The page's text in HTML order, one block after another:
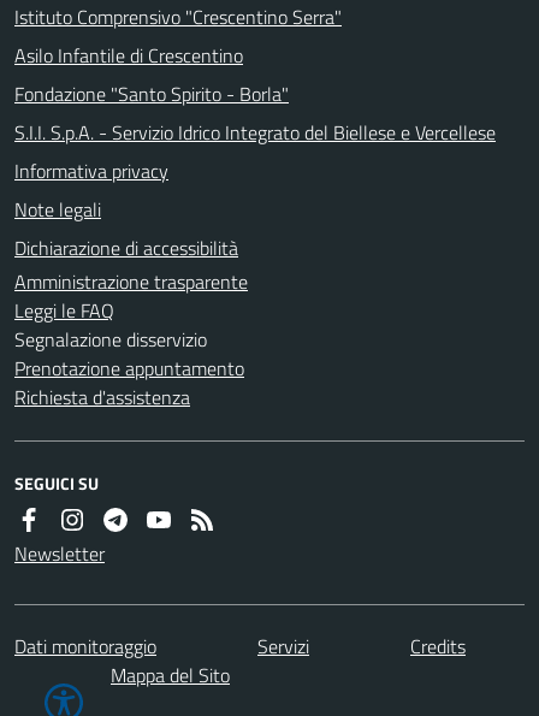
Istituto Comprensivo "Crescentino Serra"
Asilo Infantile di Crescentino
Fondazione "Santo Spirito - Borla"
S.I.I. S.p.A. - Servizio Idrico Integrato del Biellese e Vercellese
Informativa privacy
Note legali
Dichiarazione di accessibilità
Amministrazione trasparente
Leggi le FAQ
Segnalazione disservizio
Prenotazione appuntamento
Richiesta d'assistenza
SEGUICI SU
Newsletter
Dati monitoraggio Servizi
Credits
Mappa del Sito